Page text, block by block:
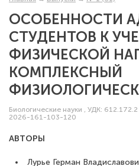
ОСОБЕННОСТИ
СТУДЕНТОВ К
ФИЗИЧЕСКОЙ
КОМПЛЕКСНЫЙ
Биологические науки , УДК: 612.172.2
2026-161-103-120
АВТОРЫ
Лурье Герман